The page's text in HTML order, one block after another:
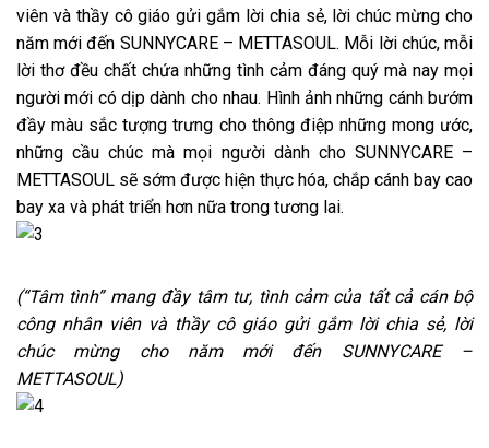
viên và thầy cô giáo gửi gắm lời chia sẻ, lời chúc mừng cho
năm mới đến SUNNYCARE – METTASOUL. Mỗi lời chúc, mỗi
lời thơ đều chất chứa những tình cảm đáng quý mà nay mọi
người mới có dịp dành cho nhau. Hình ảnh những cánh bướm
đầy màu sắc tượng trưng cho thông điệp những mong ước,
những cầu chúc mà mọi người dành cho SUNNYCARE –
METTASOUL sẽ sớm được hiện thực hóa, chắp cánh bay cao
bay xa và phát triển hơn nữa trong tương lai.
(“Tâm tình” mang đầy tâm tư, tình cảm của tất cả cán bộ
công nhân viên và thầy cô giáo gửi gắm lời chia sẻ, lời
chúc mừng cho năm mới đến SUNNYCARE –
METTASOUL)